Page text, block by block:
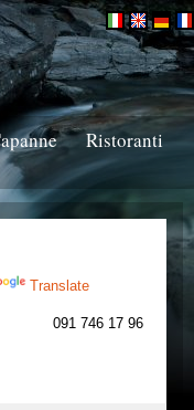
Ristoranti
Translate
091 746 17 96